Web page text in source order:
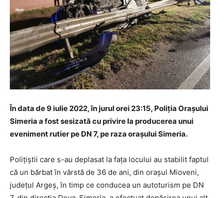
În data de 9 iulie 2022, în jurul orei 23:15, Poliția Orașului
Simeria a fost sesizată cu privire la producerea unui
eveniment rutier pe DN 7, pe raza orașului Simeria.
Polițiștii care s-au deplasat la fața locului au stabilit faptul
că un bărbat în vârstă de 36 de ani, din orașul Mioveni,
județul Argeș, în timp ce conducea un autoturism pe DN